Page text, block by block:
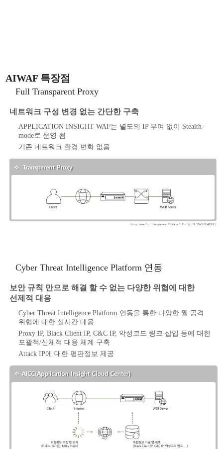
AIWAF 특장점
Full Transparent Proxy
네트워크 구성 변경 없는 간단한 구축
APPLICATION INSIGHT WAF는 별도의 IP 부여 없이 Stealth-
mode로 운영 됨
기존 네트워크 환경 변화 없음
Cyber Threat Intelligence Platform 연동
보안 규칙 만으로 해결 할 수 없는 다양한 위협에 대한
선제적 대응
Cyber Threat Intelligence Platform 연동을 통한 다양한 웹 공격
위협에 대한 실시간 대응
Proxy IP, Black Client IP, C&C IP, 악성코드 링크 삽입 등에 대한
포괄적/신체적 대응 체계 구축
Attack IP에 대한 평판정보 제공